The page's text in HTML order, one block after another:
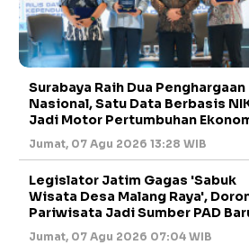
Surabaya Raih Dua Penghargaan
Nasional, Satu Data Berbasis
Jadi Motor Pertumbuhan
Jumat, 07 Agu 2026 13:28 WIB
Legislator Jatim Gagas 'Sabuk
Wisata Desa Malang Raya',
Pariwisata Jadi Sumber PAD
Jumat, 07 Agu 2026 07:04 WIB